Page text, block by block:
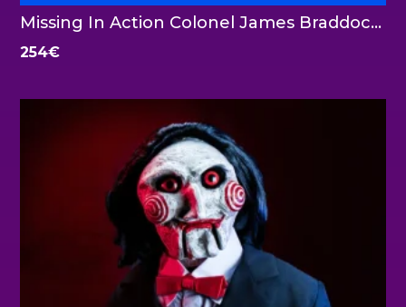
Missing In Action Colonel James Braddock 1:6 Infinite Statue
254€